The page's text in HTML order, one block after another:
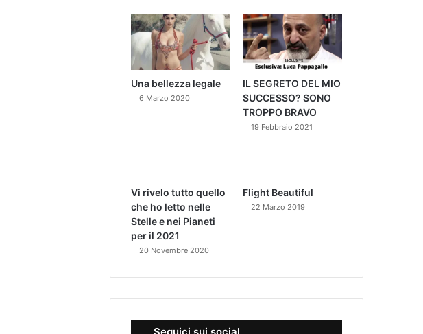
Una bellezza legale
6 Marzo 2020
IL SEGRETO DEL MIO
SUCCESSO? SONO
TROPPO BRAVO
19 Febbraio 2021
Vi rivelo tutto quello
che ho letto nelle
Stelle e nei Pianeti
per il 2021
20 Novembre 2020
Flight Beautiful
22 Marzo 2019